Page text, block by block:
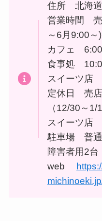
住所 北海道
営業時間
～6月9:00～)
カフェ
食事処
スイーツ店
定休日 売
（12/30～1/1
スイーツ店
駐車場 普
障害者用2台
web